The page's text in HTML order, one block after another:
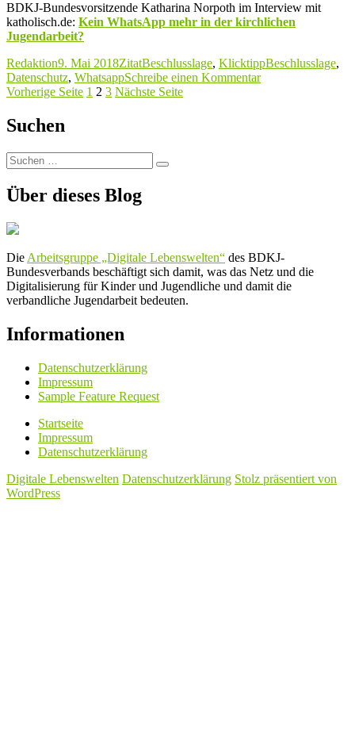
BDKJ-Bundesvorsitzende Katharina Norpoth im Interview mit
katholisch.de: Kein WhatsApp mehr in der kirchlichen
Jugendarbeit?
Autor
RedaktionVeröffentlicht
am
9. Mai 2018Format
ZitatKategorien
Beschlusslage, KlicktippSchlagwörter
Beschlusslage,
Datenschutz, WhatsappSchreibe einen Kommentarzu
Seitennummerierung
der
Beiträge
Vorherige Seite Seite
1 Seite
2 Seite
3 Nächste Seite
Suchen
Suchen
nach:
Suchen
Über dieses Blog
Die Arbeitsgruppe „Digitale Lebenswelten“ des BDKJ-
Bundesverbands beschäftigt sich damit, was das Netz und die
Digitalisierung für Kinder und Jugendliche und damit die
verbandliche Jugendarbeit bedeuten.
Informationen
Datenschutzerklärung
Impressum
Sample Feature Request
Startseite
Impressum
Datenschutzerklärung
Digitale Lebenswelten Datenschutzerklärung Stolz präsentiert von
WordPress